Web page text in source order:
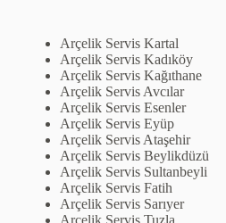
Arçelik Servis Kartal
Arçelik Servis Kadıköy
Arçelik Servis Kağıthane
Arçelik Servis Avcılar
Arçelik Servis Esenler
Arçelik Servis Eyüp
Arçelik Servis Ataşehir
Arçelik Servis Beylikdüzü
Arçelik Servis Sultanbeyli
Arçelik Servis Fatih
Arçelik Servis Sarıyer
Arçelik Servis Tuzla